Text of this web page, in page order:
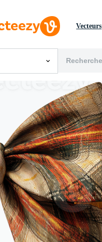
Vecteurs
graphics
Éditoriales
Éditoriaux